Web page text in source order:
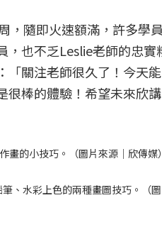
，隨即火速額滿，許多學員
，也不乏Leslie老師的忠實
「關注老師很久了！今天能
很棒的體驗！希望未來欣講
的小技巧。（圖片來源｜欣傳媒）
、水彩上色的兩種畫圖技巧。（圖